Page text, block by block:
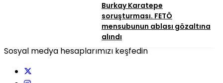
Burkay Karatepe
soruşturması. FETÖ
mensubunun ablası gözaltına
alındı
Sosyal medya hesaplarımızı keşfedin